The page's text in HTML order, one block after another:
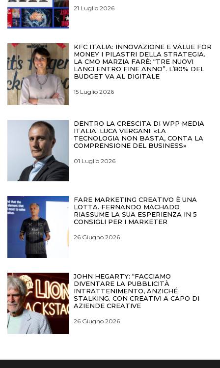
21 Luglio 2026
KFC ITALIA: INNOVAZIONE E VALUE FOR
MONEY I PILASTRI DELLA STRATEGIA.
LA CMO MARZIA FARÈ: “TRE NUOVI
LANCI ENTRO FINE ANNO”. L’80% DEL
BUDGET VA AL DIGITALE
15 Luglio 2026
DENTRO LA CRESCITA DI WPP MEDIA
ITALIA. LUCA VERGANI: «LA
TECNOLOGIA NON BASTA, CONTA LA
COMPRENSIONE DEL BUSINESS»
01 Luglio 2026
FARE MARKETING CREATIVO È UNA
LOTTA. FERNANDO MACHADO
RIASSUME LA SUA ESPERIENZA IN 5
CONSIGLI PER I MARKETER
26 Giugno 2026
JOHN HEGARTY: “FACCIAMO
DIVENTARE LA PUBBLICITÀ
INTRATTENIMENTO, ANZICHÉ
STALKING. CON CREATIVI A CAPO DI
AZIENDE CREATIVE
26 Giugno 2026